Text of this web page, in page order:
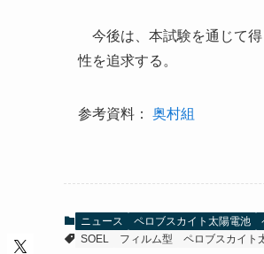
今後は、本試験を通じて得
性を追求する。
参考資料： 奥村組
ニュース ペロブスカイト太陽電池
SOEL
フィルム型 ペロブスカイト